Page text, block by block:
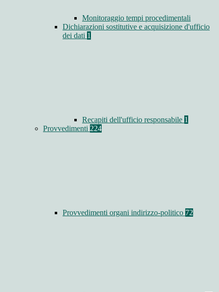
Monitoraggio tempi procedimentali
Dichiarazioni sostitutive e acquisizione d'ufficio
dei dati 1
Recapiti dell'ufficio responsabile 1
Provvedimenti 224
Provvedimenti organi indirizzo-politico 72